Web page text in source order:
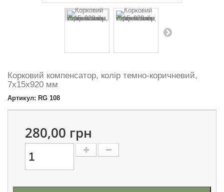
Корковий компенсатор, колір темно-коричневий,
7х15х920 мм
Артикул: RG 108
280,00 грн